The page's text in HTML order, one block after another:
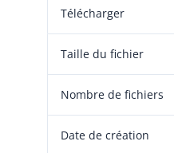
Télécharger
Taille du fichier
Nombre de fichiers
Date de création